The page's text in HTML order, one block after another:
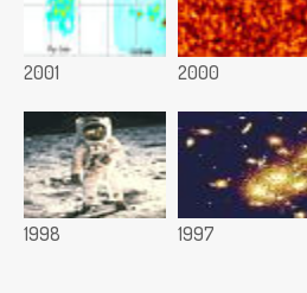
2001 2000
1998 1997